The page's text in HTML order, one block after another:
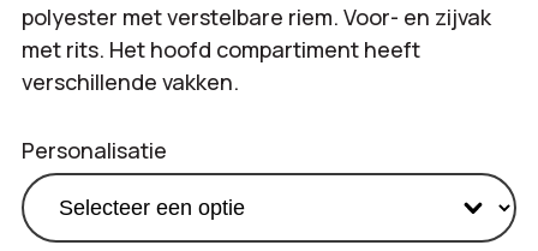
polyester met verstelbare riem. Voor- en zijvak
met rits. Het hoofd compartiment heeft
verschillende vakken.
Personalisatie